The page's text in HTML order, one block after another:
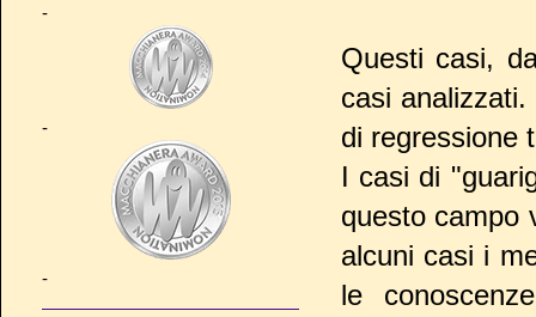
Questi casi,
casi
di regressione
I casi di
questo campo
alcuni casi i
le
-
-
-